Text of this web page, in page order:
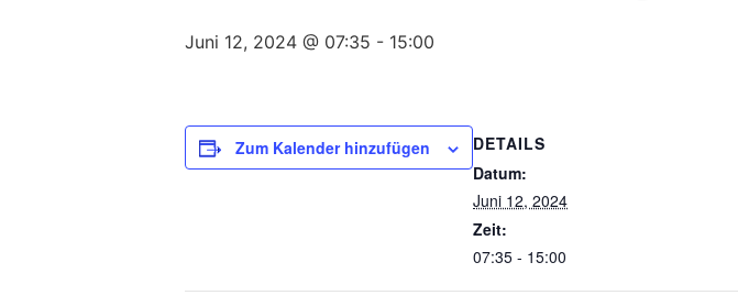
Juni 12, 2024 @ 07:35 - 15:00
Zum Kalender hinzufügen
DETAILS
Datum:
Juni 12, 2024
Zeit:
07:35 - 15:00